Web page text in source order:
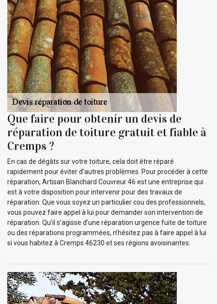
Que faire pour obtenir un devis de
réparation de toiture gratuit et fiable à
Cremps ?
En cas de dégâts sur votre toiture, cela doit être réparé
rapidement pour éviter d’autres problèmes. Pour procéder à cette
réparation, Artisan Blanchard Couvreur 46 est une entreprise qui
est à votre disposition pour intervenir pour des travaux de
réparation. Que vous soyez un particulier cou des professionnels,
vous pouvez faire appel à lui pour demander son intervention de
réparation. Qu’il s’agisse d’une réparation urgence fuite de toiture
ou des réparations programmées, n’hésitez pas à faire appel à lui
si vous habitez à Cremps 46230 et ses régions avoisinantes.